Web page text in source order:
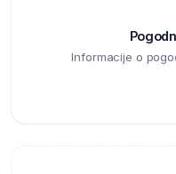
Informacije o